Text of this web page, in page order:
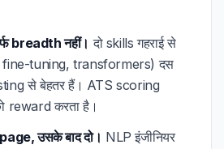
breadth नहीं। दो skills गहराई से
fine-tuning, transformers) दस
से बेहतर हैं। ATS scoring
reward करता है।
उसके बाद दो। NLP इंजीनियर